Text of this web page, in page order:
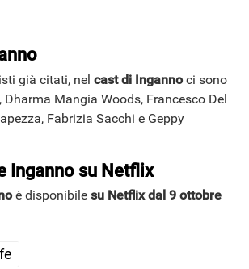
già citati, nel cast di Ingannoci sono
Dharma Mangia Woods, Francesco Del
Fabrizia Sacchi e Geppy
Inganno su Netflix
è disponibile su Netflix dal 9 ottobre